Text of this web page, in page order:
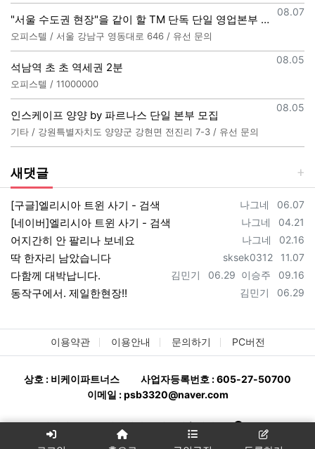
등록일
08.07
"서울 수도권 현장"을 같이 할 TM 단독 단일 영업본부 팀 선착순 모집
오피스텔 / 서울 강남구 영동대로 646 / 유선 문의
등록일
08.05
석남역 초 초 역세권 2분
오피스텔 / 11000000
등록일
08.05
인스케이프 양양 by 파르나스 단일 본부 모집
기타 / 강원특별자치도 양양군 강현면 전진리 7-3 / 유선 문의
새댓글
등록자
나그네 등록일
06.07
[구글]엘리시아 트윈 사기 - 검색
등록자
나그네 등록일
04.21
[네이버]엘리시아 트윈 사기 - 검색
등록자
나그네 등록일
02.16
어지간히 안 팔리나 보네요
등록자
sksek0312 등록일
11.07
딱 한자리 남았습니다
등록자
이승주 등록일
09.16
등록자
김민기 등록일
06.29
다함께 대박납니다.
등록자
김민기 등록일
06.29
동작구에서. 제일한현장!!
이용약관 이용안내 문의하기 PC버전
상호 : 비케이파트너스
사업자등록번호 : 605-27-50700
이메일 : psb3320@naver.com
분양완판114 - 분양상담사 구인구직ㅣ상가114
All rights